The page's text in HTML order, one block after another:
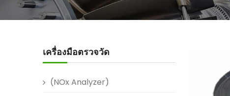
เครื่องมือตรวจวัด
(NOx Analyzer)